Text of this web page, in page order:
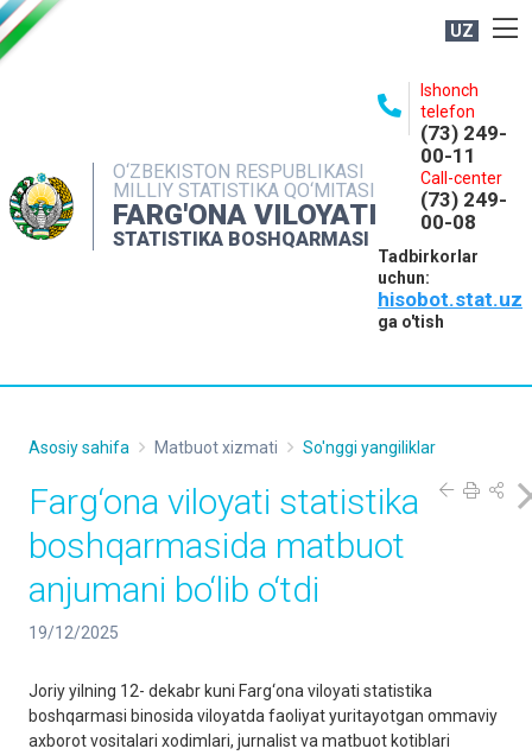
UZ
O‘ZBEKISTON RESPUBLIKASI
MILLIY STATISTIKA QO‘MITASI
FARG'ONA VILOYATI
STATISTIKA BOSHQARMASI
Ishonch
telefon
(73) 249-
00-11
Call-center
(73) 249-
00-08
Tadbirkorlar
uchun:
hisobot.stat.uz
ga o'tish
NASHRLAR
INTERAKTIV XIZMATLAR
MATBUOT XIZMATI
Asosiy sahifa Matbuot xizmati So'nggi yangiliklar
Farg‘ona viloyati statistika
boshqarmasida matbuot
anjumani bo‘lib o‘tdi
19/12/2025
Joriy yilning 12- dekabr kuni Farg‘ona viloyati statistika
boshqarmasi binosida viloyatda faoliyat yuritayotgan ommaviy
axborot vositalari xodimlari, jurnalist va matbuot kotiblari